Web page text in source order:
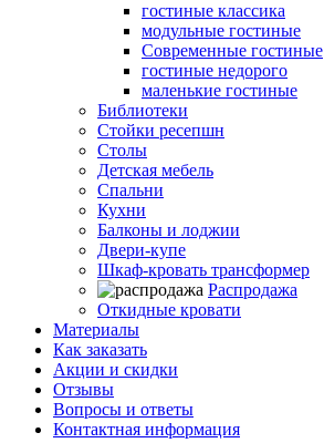
гостиные классика
модульные гостиные
Современные гостиные
гостиные недорого
маленькие гостиные
Библиотеки
Стойки ресепшн
Столы
Детская мебель
Спальни
Кухни
Балконы и лоджии
Двери-купе
Шкаф-кровать трансформер
Распродажа
Откидные кровати
Материалы
Как заказать
Акции и скидки
Отзывы
Вопросы и ответы
Контактная информация